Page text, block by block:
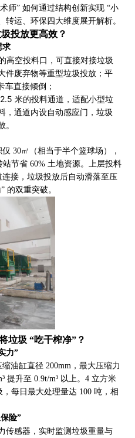
师” 如何通过结构创新实现 “小
转运、环保四大维度展开解析。
投放更高效？
求
高空投料口，可直接对接垃圾
件废弃物等重型垃圾投放；平
车直接倾倒；
米的投料通道，适配小型垃
，通道内设自动感应门，垃圾
30㎡（相当于半个篮球场），
节省 60% 土地资源。上层投料
接，垃圾投放后自动滑落至压
的双重突破。
垃圾 “吃干榨净”？
力”
油缸直径 200mm，最大压缩力
提升至 0.9t/m³ 以上。4 立方米
每日最大处理量达 100 吨，相
险”
传感器，实时监测垃圾重量与